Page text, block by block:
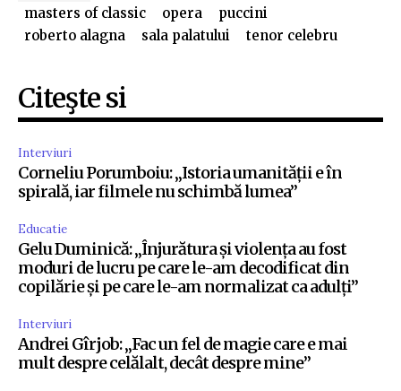
masters of classic
opera
puccini
roberto alagna
sala palatului tenor celebru
Citeşte si
Interviuri
Corneliu Porumboiu: „Istoria umanității e în
spirală, iar filmele nu schimbă lumea”
Educatie
Gelu Duminică: „Înjurătura și violența au fost
moduri de lucru pe care le-am decodificat din
copilărie și pe care le-am normalizat ca adulți”
Interviuri
Andrei Gîrjob: „Fac un fel de magie care e mai
mult despre celălalt, decât despre mine”